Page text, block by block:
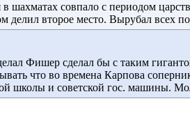
шахматах совпало с периодом
делил второе место. Вырубал всех
Фишер сделал бы с таким
что во времена Карпова
школы и советской гос. машины.